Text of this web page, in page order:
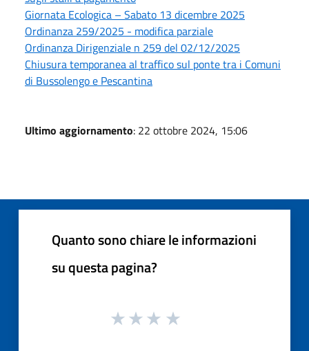
Giornata Ecologica – Sabato 13 dicembre 2025
Ordinanza 259/2025 - modifica parziale
Ordinanza Dirigenziale n 259 del 02/12/2025
Chiusura temporanea al traffico sul ponte tra i Comuni
di Bussolengo e Pescantina
Ultimo aggiornamento: 22 ottobre 2024, 15:06
Quanto sono chiare le informazioni
su questa pagina?